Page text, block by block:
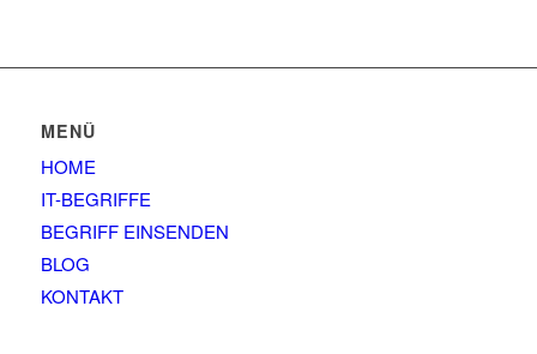
MENÜ
HOME
IT-BEGRIFFE
BEGRIFF EINSENDEN
BLOG
KONTAKT